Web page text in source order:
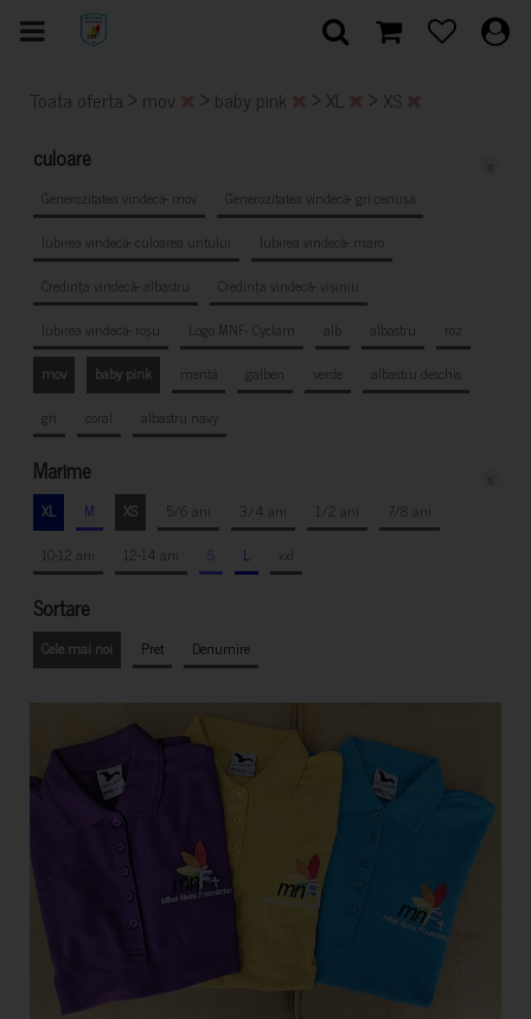
Toata oferta > mov > baby pink > XL > XS
culoare
Generozitatea vindecă- mov
Generozitatea vindecă- gri cenușă
Iubirea vindecă- culoarea untului
Iubirea vindecă- maro
Credința vindecă- albastru
Credința vindecă- vișiniu
Iubirea vindecă- roșu
Logo MNF- Cyclam alb albastru
roz
mov
baby pink mentă galben verde
albastru deschis
gri
coral albastru navy
Marime
XL M XS 5/6 ani 3/4 ani 1/2 ani
7/8 ani
10-12 ani
12-14 ani S L xxl
Sortare
Cele mai noi Pret Denumire